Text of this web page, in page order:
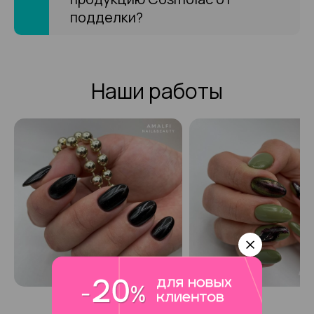
торжественных случаев, вечеринок, так и
сочетающихся с повседневным гардеробом.
Любителям нюдовых цветов стоит обратить внимание
шалунью», «Французский поцелуй», которые уже давно
стали хитами среди любительниц красивого маникюра.
Для тех, кто увлекается серыми и темными тонами стоит
представлена на рассмотрение коллекция спокойных
лаковых покрытий, таких как «Чай с молоком», «Ночной
Лондон» и другие. Не остались без внимания со
стороны экспертов NAIL-индустрии, и любители весело
провести время в кругу друзей. Для них выпущена серия
сочных, привлекательных своей яркостью покрытий в
виде «Шикарной вечеринки», «Танцев на столе» и
Покрытия серии «Страна Восходящего Солнца»
подделки?
Наши работы